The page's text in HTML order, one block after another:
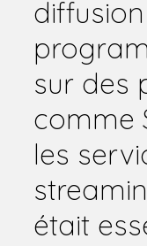
sur des
comme
les
était